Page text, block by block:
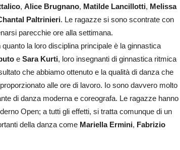
,Alice Brugnano, Matilde Lancillotti, Melissa
Paltrinieri. Le ragazze si sono scontrate con
parecchie ore alla settimana.
la loro disciplina principale è la ginnastica
eSara Kurti, loro insegnanti di ginnastica ritmica
che abbiamo ottenuto e la qualità di danza che
alle ore di lavoro. Io sono davvero molto
di danza moderna e coreografa. Le ragazze hanno
Open; a tutti gli effetti, si tratta comunque di un
della danza come Mariella Ermini, Fabrizio